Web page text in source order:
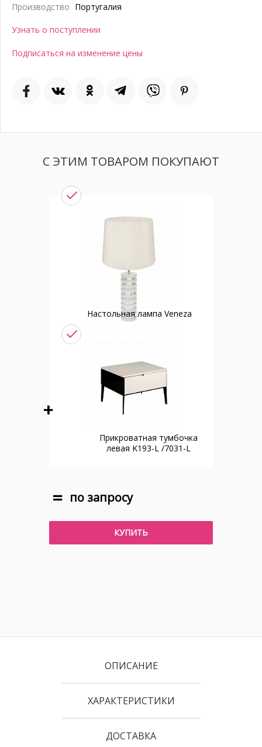
Производство Португалия
Узнать о поступлении
Подписаться на изменение цены
С ЭТИМ ТОВАРОМ ПОКУПАЮТ
Настольная лампа Veneza
Прикроватная тумбочка
левая K193-L /7031-L
по запросу
КУПИТЬ
ОПИСАНИЕ
ХАРАКТЕРИСТИКИ
ДОСТАВКА